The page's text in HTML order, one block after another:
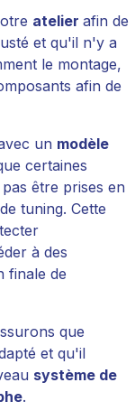
atelier afin de
et qu'il n'y a
le montage,
afin de
un modèle
certaines
être prises en
tuning. Cette
à des
finale de
que
et qu'il
système de
.